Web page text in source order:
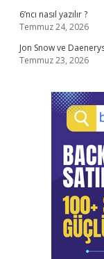
6’ncı nasıl yazılır ?
Temmuz 24, 2026
Jon Snow ve
Temmuz 23, 2026